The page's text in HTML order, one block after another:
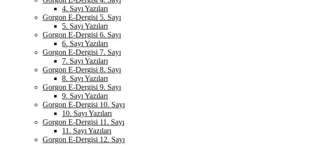
4. Sayı Yazıları
Gorgon E-Dergisi 5. Sayı
5. Sayı Yazıları
Gorgon E-Dergisi 6. Sayı
6. Sayı Yazıları
Gorgon E-Dergisi 7. Sayı
7. Sayı Yazıları
Gorgon E-Dergisi 8. Sayı
8. Sayı Yazıları
Gorgon E-Dergisi 9. Sayı
9. Sayı Yazıları
Gorgon E-Dergisi 10. Sayı
10. Sayı Yazıları
Gorgon E-Dergisi 11. Sayı
11. Sayı Yazıları
Gorgon E-Dergisi 12. Sayı